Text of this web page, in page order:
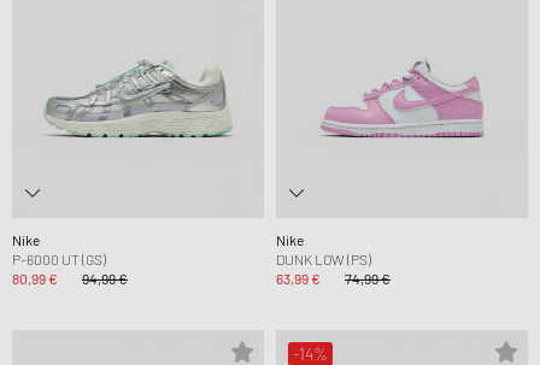
Nike
P-6000 UT (GS)
80,99 €
94,99 €
Nike
DUNK LOW (PS)
63,99 €
74,99 €
-14%